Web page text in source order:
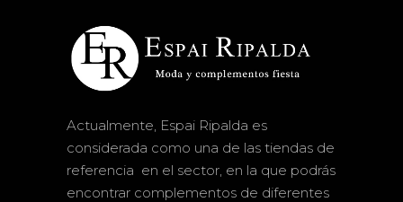
Actualmente, Espai Ripalda es
considerada como una de las tiendas de
referencia en el sector, en la que podrás
encontrar complementos de diferentes